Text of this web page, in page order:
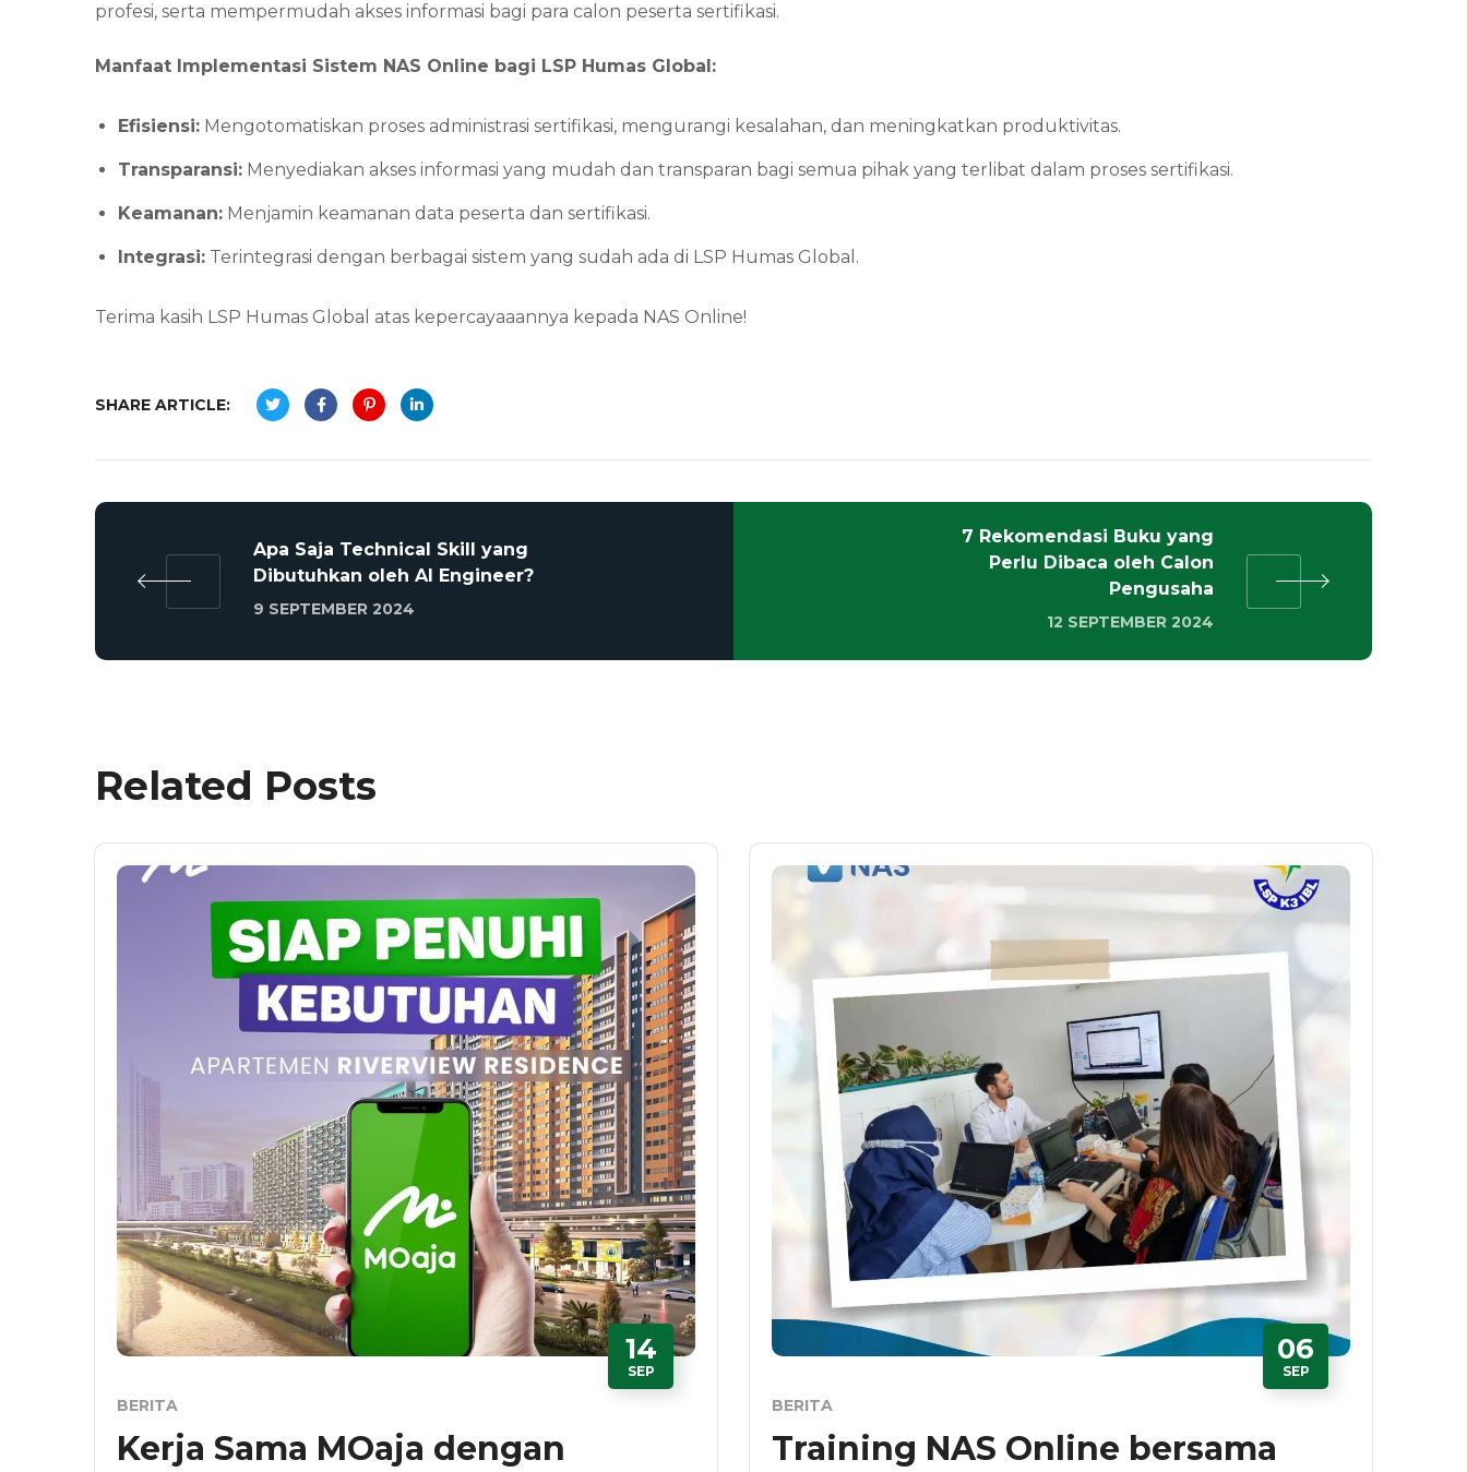
profesi, serta mempermudah akses informasi bagi para calon peserta sertifikasi.
Manfaat Implementasi Sistem NAS Online bagi LSP Humas Global:
Efisiensi:Mengotomatiskan proses administrasi sertifikasi, mengurangi kesalahan, dan meningkatkan produktivitas.
Transparansi:Menyediakan akses informasi yang mudah dan transparan bagi semua pihak yang terlibat dalam proses sertifikasi.
Keamanan:Menjamin keamanan data peserta dan sertifikasi.
Integrasi:Terintegrasi dengan berbagai sistem yang sudah ada di LSP Humas Global.
Terima kasih LSP Humas Global atas kepercayaaannya kepada NAS Online!
SHARE ARTICLE:
Apa Saja Technical Skill yang
Dibutuhkan oleh AI Engineer?
9 SEPTEMBER 2024
7 Rekomendasi Buku yang
Perlu Dibaca oleh Calon
Pengusaha
12 SEPTEMBER 2024
Related Posts
14
SEP
BERITA
Kerja Sama MOaja dengan
06
SEP
BERITA
Training NAS Online bersama